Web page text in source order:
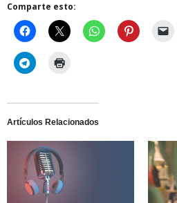
Comparte esto:
Artículos Relacionados